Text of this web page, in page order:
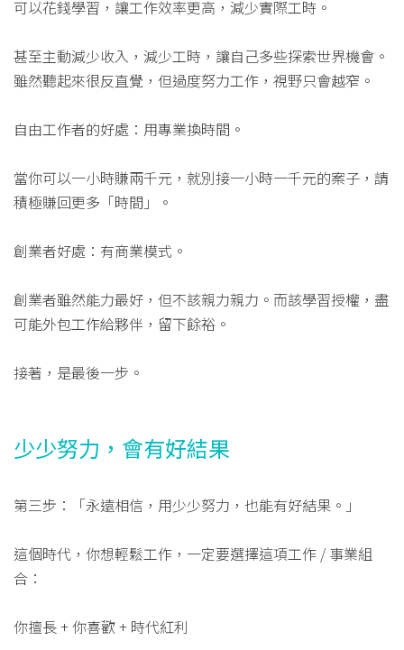
可以花錢學習，讓工作效率更高，減少實際工時。
甚至主動減少收入，減少工時，讓自己多些探索世界機會。
雖然聽起來很反直覺，但過度努力工作，視野只會越窄。
自由工作者的好處：用專業換時間。
當你可以一小時賺兩千元，就別接一小時一千元的案子，請
積極賺回更多「時間」。
創業者好處：有商業模式。
創業者雖然能力最好，但不該親力親力。而該學習授權，盡
可能外包工作給夥伴，留下餘裕。
接著，是最後一步。
少少努力，會有好結果
第三步：「永遠相信，用少少努力，也能有好結果。」
這個時代，你想輕鬆工作，一定要選擇這項工作 / 事業組
合：
你擅長 + 你喜歡 + 時代紅利